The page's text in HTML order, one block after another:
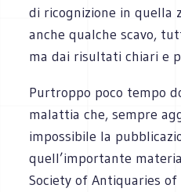
di ricognizione in quella
anche qualche scavo,
ma dai risultati chiari e
Purtroppo poco tempo
malat­tia che, sempre
impossibile la
quell’importante
Society of Antiquaries